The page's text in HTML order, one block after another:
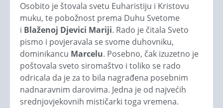
Osobito je štovala svetu Euharistiju i Kristovu
muku, te pobožnost prema Duhu Svetome
i Blaženoj Djevici Mariji. Rado je čitala Sveto
pismo i povjeravala se svome duhovniku,
dominikancu Marcelu. Posebno, čak izuzetno je
poštovala sveto siromaštvo i toliko se rado
odricala da je za to bila nagrađena posebnim
nadnaravnim darovima. Jedna je od najvećih
srednjovjekovnih mističarki toga vremena.